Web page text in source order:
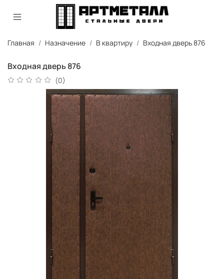
Главная Назначение В квартиру Входная дверь 876
Входная дверь 876
(0)